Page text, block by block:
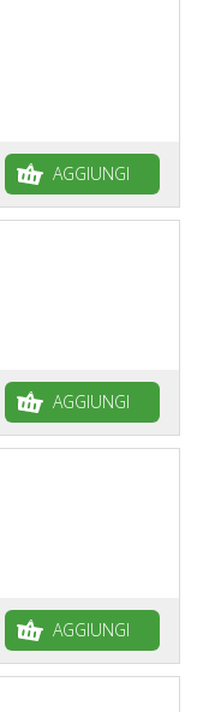
AGGIUNGI
AGGIUNGI
AGGIUNGI